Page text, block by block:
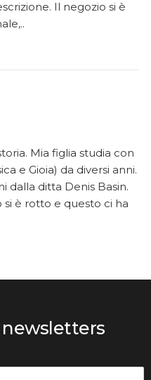
Il negozio si è
Mia figlia studia con
e Gioia) da diversi anni.
dalla ditta Denis Basin.
è rotto e questo ci ha